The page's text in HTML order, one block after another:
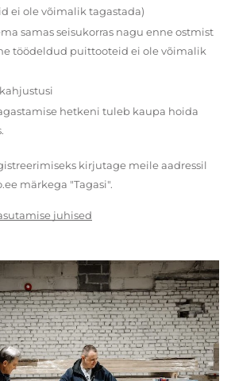
ei ole võimalik tagastada)
samas seisukorras nagu enne ostmist
töödeldud puittooteid ei ole võimalik
hetkeni tuleb kaupa hoida
kirjutage meile aadressil
märkega "Tagasi".
juhised